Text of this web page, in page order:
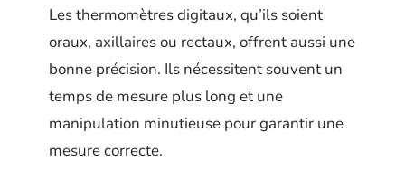
Les thermomètres digitaux, qu’ils soient
oraux, axillaires ou rectaux, offrent aussi une
bonne précision. Ils nécessitent souvent un
temps de mesure plus long et une
manipulation minutieuse pour garantir une
mesure correcte.